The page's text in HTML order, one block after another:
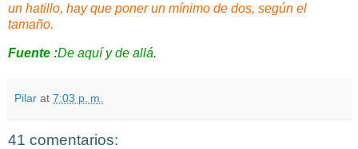
un hatillo, hay que poner un mínimo de dos, según el
tamaño.
Fuente :De aquí y de allá.
Pilar at 7:03 p. m.
41 comentarios: